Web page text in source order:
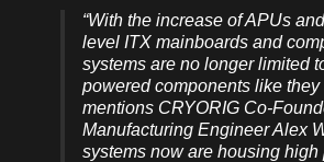
“With the increase of APUs
level ITX mainboards and
systems are no longer limited
powered components like they
mentions CRYORIG Co-
Manufacturing Engineer Alex
systems now are housing high